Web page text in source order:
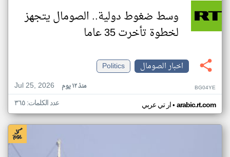
وسط ضغوط دولية.. الصومال يتجهز
لخطوة تأخرت 35 عاما
اخبار الصومال
Politics
Jul 25, 2026
منذ ١٢ يوم BG04YE
ار تي عربي• arabic.rt.com عدد الكلمات: ٣٦٥